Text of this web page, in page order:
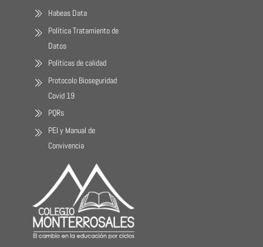
Habeas Data
Política Tratamiento de
Datos
Políticas de calidad
Protocolo Bioseguridad
Covid 19
PQRs
PEI y Manual de
Convivencia